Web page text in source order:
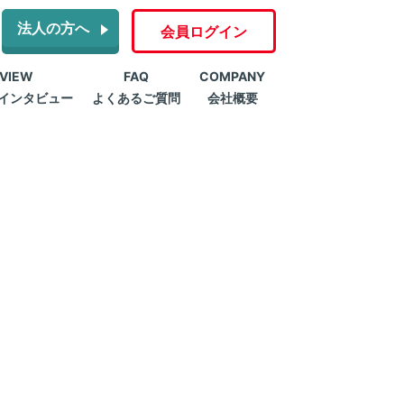
法人の方へ 会員ログイン
ンタビュー
FAQ
よくあるご質問
COMPANY
会社概要